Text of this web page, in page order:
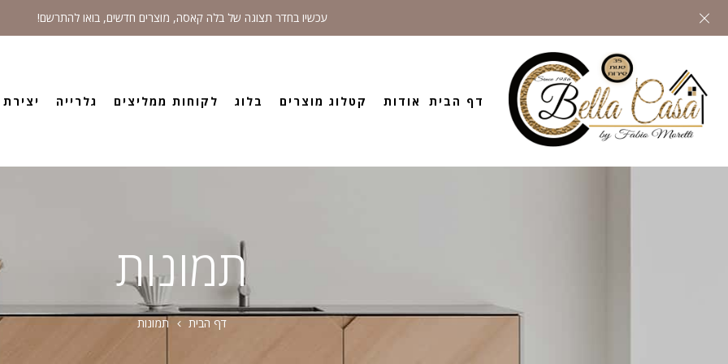
עכשיו בחדר תצוגה של בלה קאסה, מוצרים חדשים, בואו להתרשם!
דף הבית אודות קטלוג מוצרים בלוג לקוחות ממליצים גלרייה
תמונות
דף הבית תמונות